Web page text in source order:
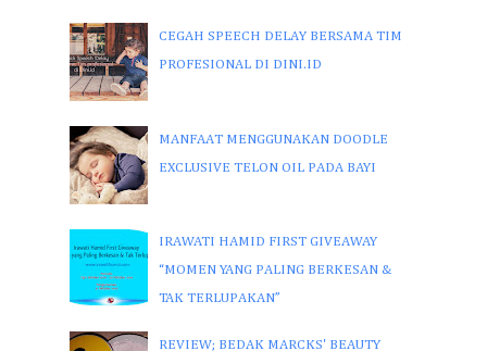
CEGAH SPEECH DELAY BERSAMA TIM
PROFESIONAL DI DINI.ID
MANFAAT MENGGUNAKAN DOODLE
EXCLUSIVE TELON OIL PADA BAYI
IRAWATI HAMID FIRST GIVEAWAY
“MOMEN YANG PALING BERKESAN &
TAK TERLUPAKAN”
REVIEW; BEDAK MARCKS' BEAUTY